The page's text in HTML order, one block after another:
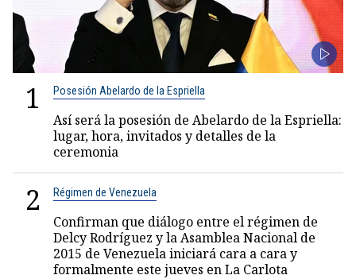
1 Posesión Abelardo de la Espriella
Así será la posesión de Abelardo de la Espriella:
lugar, hora, invitados y detalles de la
ceremonia
2 Régimen de Venezuela
Confirman que diálogo entre el régimen de
Delcy Rodríguez y la Asamblea Nacional de
2015 de Venezuela iniciará cara a cara y
formalmente este jueves en La Carlota